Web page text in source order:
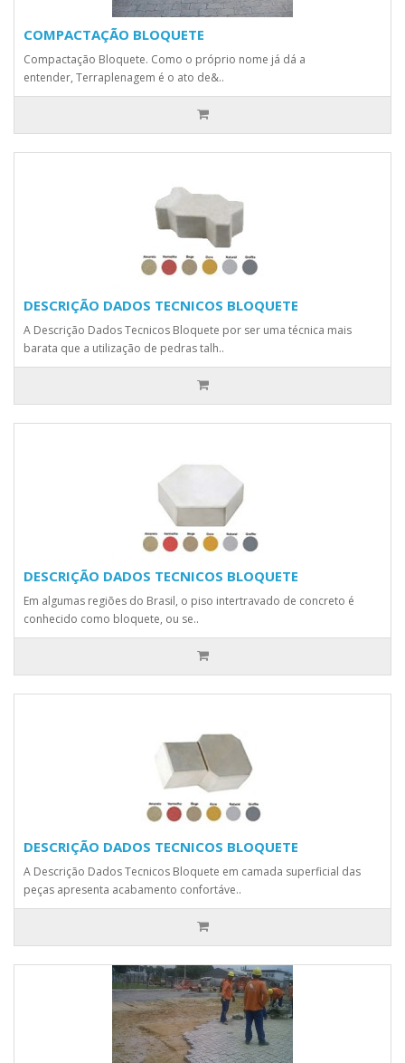
COMPACTAÇÃO BLOQUETE
Compactação Bloquete. Como o próprio nome já dá a
entender, Terraplenagem é o ato de&..
DESCRIÇÃO DADOS TECNICOS BLOQUETE
A Descrição Dados Tecnicos Bloquete por ser uma técnica mais
barata que a utilização de pedras talh..
DESCRIÇÃO DADOS TECNICOS BLOQUETE
Em algumas regiões do Brasil, o piso intertravado de concreto é
conhecido como bloquete, ou se..
DESCRIÇÃO DADOS TECNICOS BLOQUETE
A Descrição Dados Tecnicos Bloquete em camada superficial das
peças apresenta acabamento confortáve..